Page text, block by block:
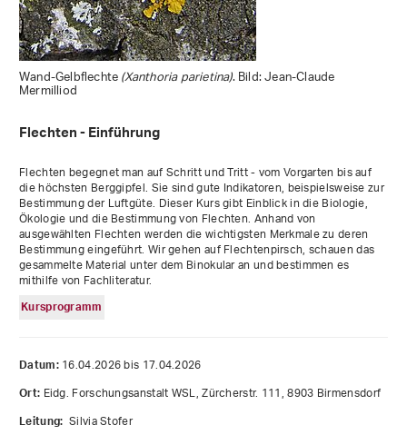
Wand-Gelbflechte(Xanthoria parietina). Bild: Jean-Claude
Mermilliod
Flechten - Einführung
Flechten begegnet man auf Schritt und Tritt - vom Vorgarten bis auf
die höchsten Berggipfel. Sie sind gute Indikatoren, beispielsweise zur
Bestimmung der Luftgüte. Dieser Kurs gibt Einblick in die Biologie,
Ökologie und die Bestimmung von Flechten. Anhand von
ausgewählten Flechten werden die wichtigsten Merkmale zu deren
Bestimmung eingeführt. Wir gehen auf Flechtenpirsch, schauen das
gesammelte Material unter dem Binokular an und bestimmen es
mithilfe von Fachliteratur.
Kursprogramm
Datum:16.04.2026 bis 17.04.2026
Ort: Eidg. Forschungsanstalt WSL, Zürcherstr. 111, 8903 Birmensdorf
Leitung: Silvia Stofer